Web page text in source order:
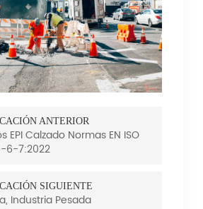
ANTERIOR
EPI Calzado Normas EN ISO
6-7:2022
SIGUIENTE
Industria Pesada